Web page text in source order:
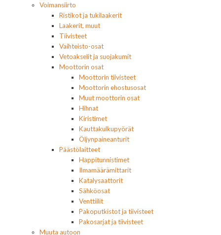
Voimansiirto
Ristikot ja tukilaakerit
Laakerit, muut
Tiivisteet
Vaihteisto-osat
Vetoakselit ja suojakumit
Moottorin osat
Moottorin tiivisteet
Moottorin ehostusosat
Muut moottorin osat
Hihnat
Kiristimet
Kauttakulkupyörät
Öljynpaineanturit
Päästölaitteet
Happitunnistimet
Ilmamäärämittarit
Katalysaattorit
Sähköosat
Venttiilit
Pakoputkistot ja tiivisteet
Pakosarjat ja tiivisteet
Muuta autoon